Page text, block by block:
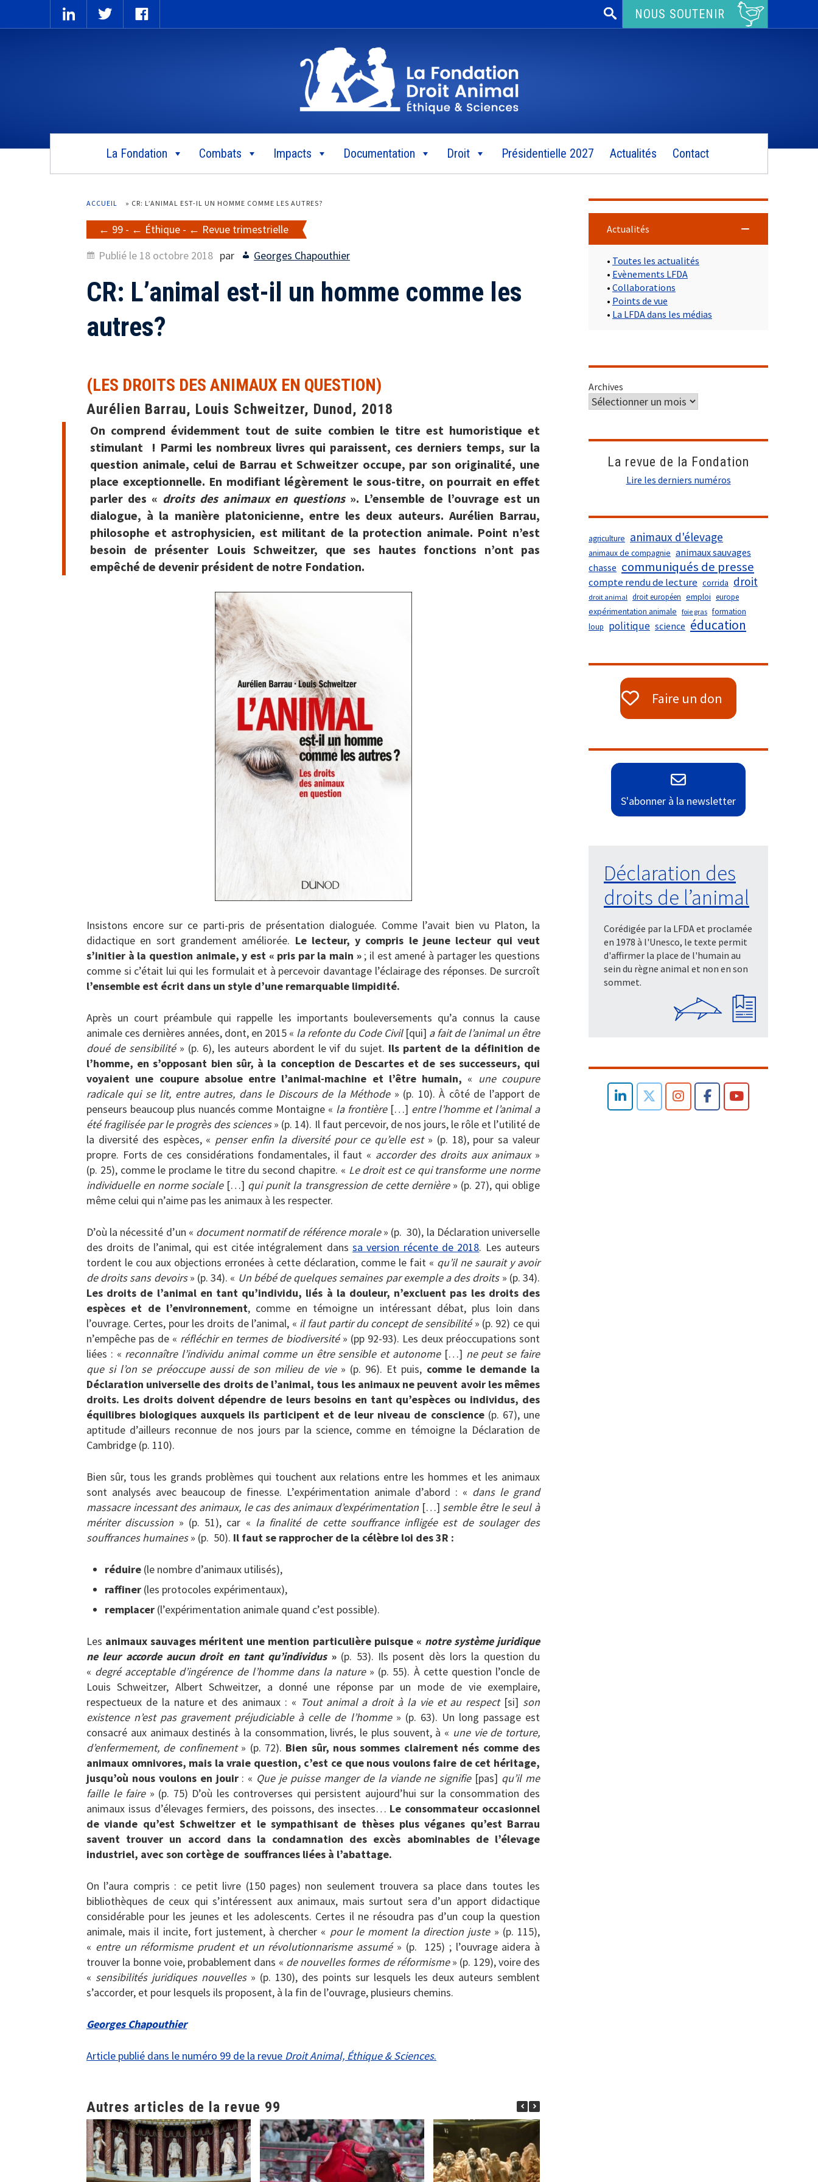
Rechercher :NOUS SOUTENIR
La Fondation Combats Impacts Documentation Droit Présidentielle 2027 Actualités Contact
ACCUEIL » CR: L’ANIMAL EST-IL UN HOMME COMME LES AUTRES?
99 - Éthique -
Revue trimestrielle
Publié le 18 octobre 2018 par Georges Chapouthier
CR: L’animal est-il un homme comme les
autres?
(LES DROITS DES ANIMAUX EN QUESTION)
Aurélien Barrau, Louis Schweitzer, Dunod, 2018
On comprend évidemment tout de suite combien le titre est humoristique et
stimulant ! Parmi les nombreux livres qui paraissent, ces derniers temps, sur la
question animale, celui de Barrau et Schweitzer occupe, par son originalité, une
place exceptionnelle. En modifiant légèrement le sous-titre, on pourrait en effet
parler des « droits des animaux en questions ». L’ensemble de l’ouvrage est un
dialogue, à la manière platonicienne, entre les deux auteurs. Aurélien Barrau,
philosophe et astrophysicien, est militant de la protection animale. Point n’est
besoin de présenter Louis Schweitzer, que ses hautes fonctions n’ont pas
empêché de devenir président de notre Fondation.
Insistons encore sur ce parti-pris de présentation dialoguée. Comme l’avait bien vu Platon, la
didactique en sort grandement améliorée. Le lecteur, y compris le jeune lecteur qui veut
s’initier à la question animale, y est « pris par la main »; il est amené à partager les questions
comme si c’était lui qui les formulait et à percevoir davantage l’éclairage des réponses. De surcroît
l’ensemble est écrit dans un style d’une remarquable limpidité.
Après un court préambule qui rappelle les importants bouleversements qu’a connus la cause
animale ces dernières années, dont, en 2015 « la refonte du Code Civil [qui] a fait de l’animal un être
doué de sensibilité » (p. 6), les auteurs abordent le vif du sujet. Ils partent de la définition de
l’homme, en s’opposant bien sûr, à la conception de Descartes et de ses successeurs, qui
voyaient une coupure absolue entre l’animal-machine et l’être humain, « une coupure
radicale qui se lit, entre autres, dans le Discours de la Méthode» (p. 10). À côté de l’apport de
penseurs beaucoup plus nuancés comme Montaigne « la frontière[…] entre l’homme et l’animal a
été fragilisée par le progrès des sciences» (p. 14). Il faut percevoir, de nos jours, le rôle et l’utilité de
la diversité des espèces, « penser enfin la diversité pour ce qu’elle est» (p. 18), pour sa valeur
propre. Forts de ces considérations fondamentales, il faut « accorder des droits aux animaux »
(p. 25), comme le proclame le titre du second chapitre. « Le droit est ce qui transforme une norme
individuelle en norme sociale[…] qui punit la transgression de cette dernière» (p. 27), qui oblige
même celui qui n’aime pas les animaux à les respecter.
D’où la nécessité d’un « document normatif de référence morale» (p. 30), la Déclaration universelle
des droits de l’animal, qui est citée intégralement dans sa version récente de 2018. Les auteurs
tordent le cou aux objections erronées à cette déclaration, comme le fait « qu’il ne saurait y avoir
de droits sans devoirs» (p. 34). « Un bébé de quelques semaines par exemple a des droits» (p. 34).
Les droits de l’animal en tant qu’individu, liés à la douleur, n’excluent pas les droits des
espèces et de l’environnement, comme en témoigne un intéressant débat, plus loin dans
l’ouvrage. Certes, pour les droits de l’animal, « il faut partir du concept de sensibilité» (p. 92) ce qui
n’empêche pas de « réfléchir en termes de biodiversité» (pp 92-93). Les deux préoccupations sont
liées : « reconnaître l’individu animal comme un être sensible et autonome[…] ne peut se faire
que si l’on se préoccupe aussi de son milieu de vie» (p. 96). Et puis, comme le demande la
Déclaration universelle des droits de l’animal, tous les animaux ne peuvent avoir les mêmes
droits. Les droits doivent dépendre de leurs besoins en tant qu’espèces ou individus, des
équilibres biologiques auxquels ils participent et de leur niveau de conscience(p. 67), une
aptitude d’ailleurs reconnue de nos jours par la science, comme en témoigne la Déclaration de
Cambridge (p. 110).
Bien sûr, tous les grands problèmes qui touchent aux relations entre les hommes et les animaux
sont analysés avec beaucoup de finesse. L’expérimentation animale d’abord : « dans le grand
massacre incessant des animaux, le cas des animaux d’expérimentation […] semble être le seul à
mériter discussion » (p. 51), car « la finalité de cette souffrance infligée est de soulager des
souffrances humaines» (p. 50). Il faut se rapprocher de la célèbre loi des 3R :
réduire (le nombre d’animaux utilisés),
raffiner (les protocoles expérimentaux),
remplacer (l’expérimentation animale quand c’est possible).
Les animaux sauvages méritent une mention particulière puisque « notre système juridique
ne leur accorde aucun droit en tant qu’individus»(p. 53). Ils posent dès lors la question du
« degré acceptable d’ingérence de l’homme dans la nature» (p. 55). À cette question l’oncle de
Louis Schweitzer, Albert Schweitzer, a donné une réponse par un mode de vie exemplaire,
respectueux de la nature et des animaux : « Tout animal a droit à la vie et au respect [si] son
existence n’est pas gravement préjudiciable à celle de l’homme » (p. 63). Un long passage est
consacré aux animaux destinés à la consommation, livrés, le plus souvent, à « une vie de torture,
d’enfermement, de confinement » (p. 72). Bien sûr, nous sommes clairement nés comme des
animaux omnivores, mais la vraie question, c’est ce que nous voulons faire de cet héritage,
jusqu’où nous voulons en jouir : « Que je puisse manger de la viande ne signifie [pas] qu’il me
faille le faire » (p. 75) D’où les controverses qui persistent aujourd’hui sur la consommation des
animaux issus d’élevages fermiers, des poissons, des insectes… Le consommateur occasionnel
de viande qu’est Schweitzer et le sympathisant de thèses plus véganes qu’est Barrau
savent trouver un accord dans la condamnation des excès abominables de l’élevage
industriel, avec son cortège de souffrances liées à l’abattage.
On l’aura compris : ce petit livre (150 pages) non seulement trouvera sa place dans toutes les
bibliothèques de ceux qui s’intéressent aux animaux, mais surtout sera d’un apport didactique
considérable pour les jeunes et les adolescents. Certes il ne résoudra pas d’un coup la question
animale, mais il incite, fort justement, à chercher « pour le moment la direction juste » (p. 115),
« entre un réformisme prudent et un révolutionnarisme assumé » (p. 125) ; l’ouvrage aidera à
trouver la bonne voie, probablement dans « de nouvelles formes de réformisme» (p. 129), voire des
« sensibilités juridiques nouvelles» (p. 130), des points sur lesquels les deux auteurs semblent
s’accorder, et pour lesquels ils proposent, à la fin de l’ouvrage, plusieurs chemins.
Georges Chapouthier
Article publié dans le numéro 99 de la revue Droit Animal, Éthique & Sciences.
Autres articles de la revue 99
Actualités
• Toutes les actualités
• Evènements LFDA
• Collaborations
• Points de vue
• La LFDA dans les médias
Archives
La revue de la Fondation
Lire les derniers numéros
agriculture animaux d'élevage
animaux de compagnie animaux sauvages
chasse communiqués de presse
compte rendu de lecture corrida droit
droit animal droit européen emploi europe
expérimentation animale foie gras formation
loup politique science éducation
Faire un don
S'abonner à la newsletter
Déclaration des
droits de l’animal
Corédigée par la LFDA et proclamée
en 1978 à l'Unesco, le texte permit
d'affirmer la place de l'humain au
sein du règne animal et non en son
sommet.